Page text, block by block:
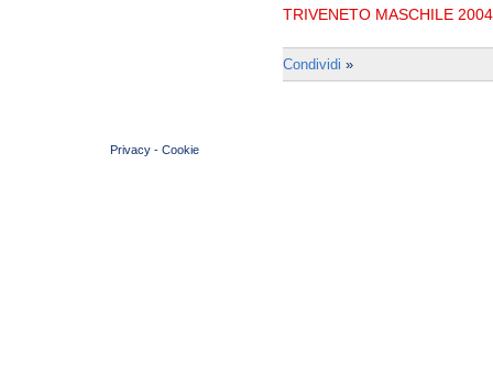
TRIVENETO MASCHILE
Condividi »
Privacy - Cookie